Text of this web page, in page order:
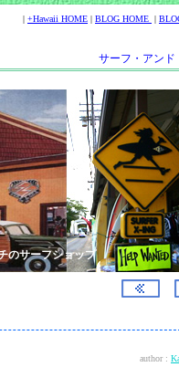
| +Hawaii HOME | BLOG HOME |
サーフ・アンド
のサーフショップ
author :